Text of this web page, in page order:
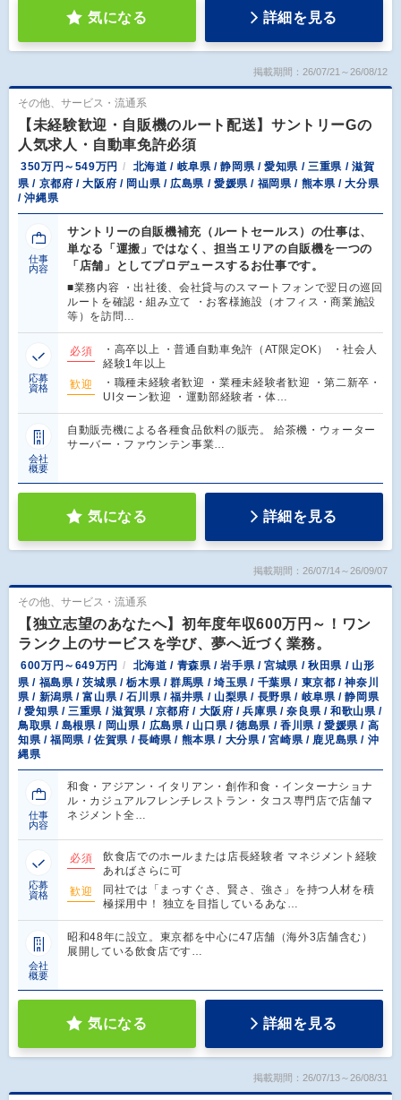
気になる 詳細を見る
掲載期間：26/07/21～26/08/12
その他、サービス・流通系
【未経験歓迎・自販機のルート配送】サントリーGの
人気求人・自動車免許必須
350万円～549万円
北海道 / 岐阜県 / 静岡県 / 愛知県 / 三重県 / 滋賀
県 / 京都府 / 大阪府 / 岡山県 / 広島県 / 愛媛県 / 福岡県 / 熊本県 / 大分県
/ 沖縄県
仕事
内容
サントリーの自販機補充（ルートセールス）の仕事は、
単なる「運搬」ではなく、担当エリアの自販機を一つの
「店舗」としてプロデュースするお仕事です。
■業務内容 ・出社後、会社貸与のスマートフォンで翌日の巡回
ルートを確認・組み立て ・お客様施設（オフィス・商業施設
等）を訪問…
応募
資格
必須
・高卒以上 ・普通自動車免許（AT限定OK） ・社会人
経験1年以上
歓迎
・職種未経験者歓迎 ・業種未経験者歓迎 ・第二新卒・
UIターン歓迎 ・運動部経験者・体…
会社
概要
自動販売機による各種食品飲料の販売。 給茶機・ウォーター
サーバー・ファウンテン事業…
気になる 詳細を見る
掲載期間：26/07/14～26/09/07
その他、サービス・流通系
【独立志望のあなたへ】初年度年収600万円～！ワン
ランク上のサービスを学び、夢へ近づく業務。
600万円～649万円
北海道 / 青森県 / 岩手県 / 宮城県 / 秋田県 / 山形
県 / 福島県 / 茨城県 / 栃木県 / 群馬県 / 埼玉県 / 千葉県 / 東京都 / 神奈川
県 / 新潟県 / 富山県 / 石川県 / 福井県 / 山梨県 / 長野県 / 岐阜県 / 静岡県
/ 愛知県 / 三重県 / 滋賀県 / 京都府 / 大阪府 / 兵庫県 / 奈良県 / 和歌山県 /
鳥取県 / 島根県 / 岡山県 / 広島県 / 山口県 / 徳島県 / 香川県 / 愛媛県 / 高
知県 / 福岡県 / 佐賀県 / 長崎県 / 熊本県 / 大分県 / 宮崎県 / 鹿児島県 / 沖
縄県
仕事
内容
和食・アジアン・イタリアン・創作和食・インターナショナ
ル・カジュアルフレンチレストラン・タコス専門店で店舗マ
ネジメント全…
応募
資格
必須
飲食店でのホールまたは店長経験者 マネジメント経験
あればさらに可
歓迎
同社では「まっすぐさ、賢さ、強さ」を持つ人材を積
極採用中！ 独立を目指しているあな…
会社
概要
昭和48年に設立。東京都を中心に47店舗（海外3店舗含む）
展開している飲食店です…
気になる 詳細を見る
掲載期間：26/07/13～26/08/31